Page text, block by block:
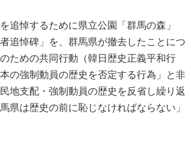
追悼するために県立公園「群馬の森」
追悼碑」を、群馬県が撤去したことにつ
ための共同行動（韓日歴史正義平和行
の強制動員の歴史を否定する行為」と非
地支配・強制動員の歴史を反省し繰り返
県は歴史の前に恥じなければならない」